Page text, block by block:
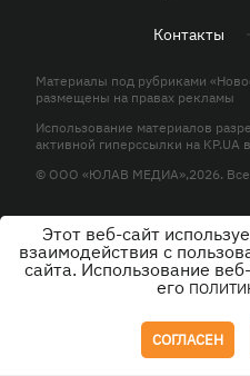
Контакты
Материалы под рубриками
размещены на правах рекламы
Использование материалов
активной гиперссылки на KP.UA
© ООО «ЮЛАВ МЕДИА»,2026. Все
Дизайн
Этот веб-сайт
взаимодействия с
сайта. Использование
его
СОГЛАСЕН